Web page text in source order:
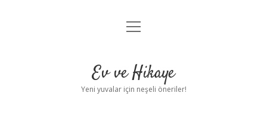
Anasayfa
Yasal Uyarı
menüyü
Ev ve Hikaye
Yeni yuvalar için neşeli öneriler!